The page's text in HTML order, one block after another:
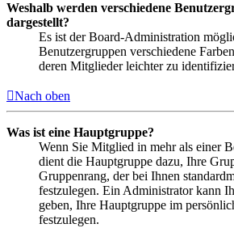
Weshalb werden verschiedene
dargestellt?
Es ist der Board-Administration
Benutzergruppen verschiedene
deren Mitglieder leichter zu
Nach oben
Was ist eine Hauptgruppe?
Wenn Sie Mitglied in mehr als einer
dient die Hauptgruppe dazu, Ihre
Gruppenrang, der bei Ihnen
festzulegen. Ein Administrator kann
geben, Ihre Hauptgruppe im
festzulegen.